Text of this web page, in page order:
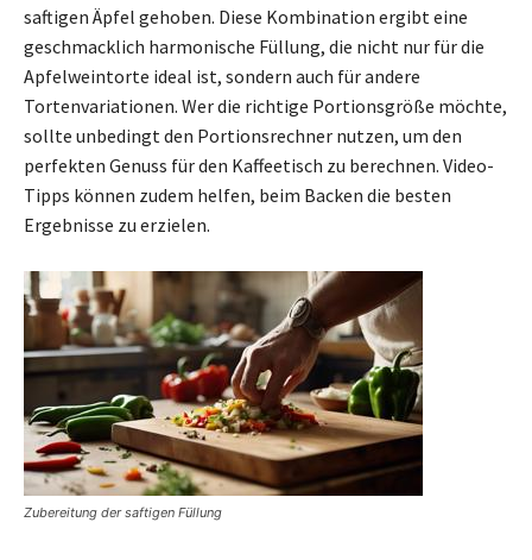
saftigen Äpfel gehoben. Diese Kombination ergibt eine
geschmacklich harmonische Füllung, die nicht nur für die
Apfelweintorte ideal ist, sondern auch für andere
Tortenvariationen. Wer die richtige Portionsgröße möchte,
sollte unbedingt den Portionsrechner nutzen, um den
perfekten Genuss für den Kaffeetisch zu berechnen. Video-
Tipps können zudem helfen, beim Backen die besten
Ergebnisse zu erzielen.
Zubereitung der saftigen Füllung